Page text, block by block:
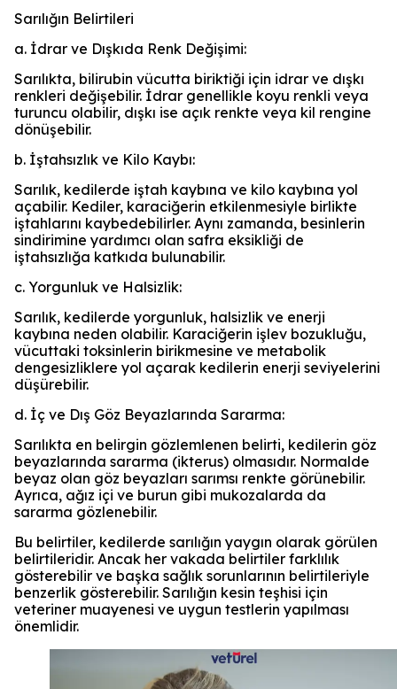
Sarılığın Belirtileri
a. İdrar ve Dışkıda Renk Değişimi:
Sarılıkta, bilirubin vücutta biriktiği için idrar ve dışkı
renkleri değişebilir. İdrar genellikle koyu renkli veya
turuncu olabilir, dışkı ise açık renkte veya kil rengine
dönüşebilir.
b. İştahsızlık ve Kilo Kaybı:
Sarılık, kedilerde iştah kaybına ve kilo kaybına yol
açabilir. Kediler, karaciğerin etkilenmesiyle birlikte
iştahlarını kaybedebilirler. Aynı zamanda, besinlerin
sindirimine yardımcı olan safra eksikliği de
iştahsızlığa katkıda bulunabilir.
c. Yorgunluk ve Halsizlik:
Sarılık, kedilerde yorgunluk, halsizlik ve enerji
kaybına neden olabilir. Karaciğerin işlev bozukluğu,
vücuttaki toksinlerin birikmesine ve metabolik
dengesizliklere yol açarak kedilerin enerji seviyelerini
düşürebilir.
d. İç ve Dış Göz Beyazlarında Sararma:
Sarılıkta en belirgin gözlemlenen belirti, kedilerin göz
beyazlarında sararma (ikterus) olmasıdır. Normalde
beyaz olan göz beyazları sarımsı renkte görünebilir.
Ayrıca, ağız içi ve burun gibi mukozalarda da
sararma gözlenebilir.
Bu belirtiler, kedilerde sarılığın yaygın olarak görülen
belirtileridir. Ancak her vakada belirtiler farklılık
gösterebilir ve başka sağlık sorunlarının belirtileriyle
benzerlik gösterebilir. Sarılığın kesin teşhisi için
veteriner muayenesi ve uygun testlerin yapılması
önemlidir.